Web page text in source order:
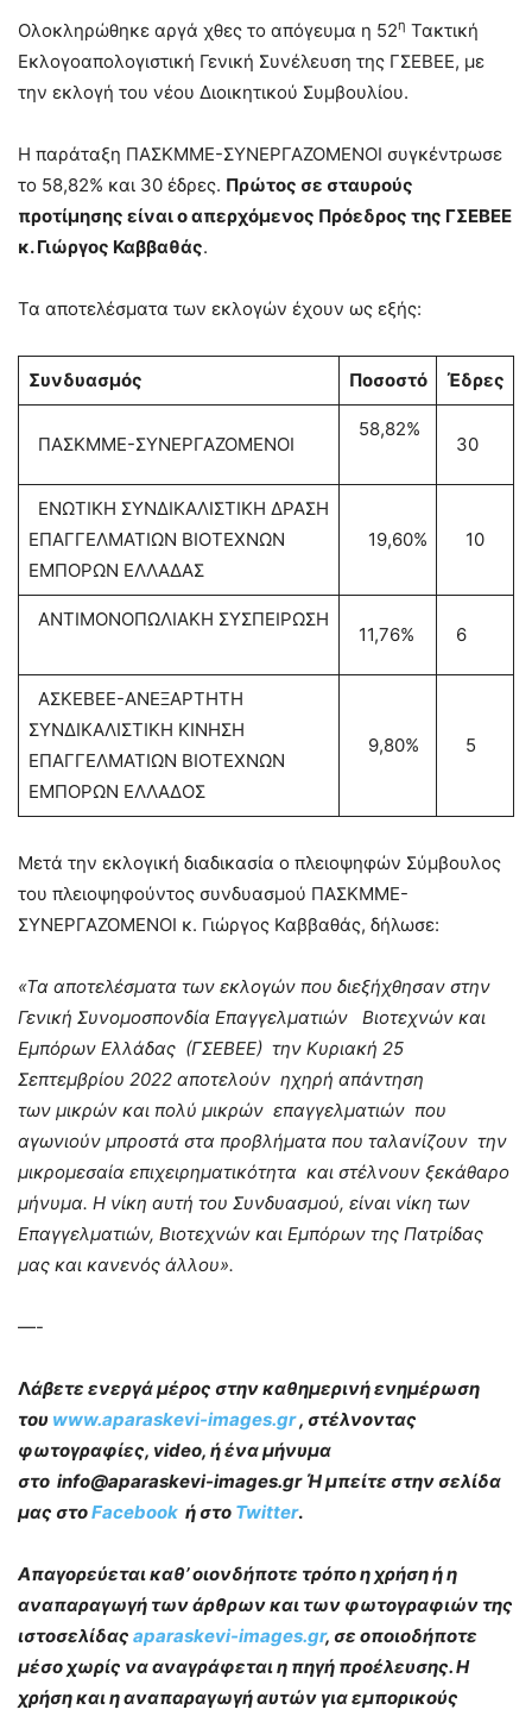
Ολοκληρώθηκε αργά χθες το απόγευμα η 52η Τακτική
Εκλογοαπολογιστική Γενική Συνέλευση της ΓΣΕΒΕΕ, με
την εκλογή του νέου Διοικητικού Συμβουλίου.
Η παράταξη ΠΑΣΚΜΜΕ-ΣΥΝΕΡΓΑΖΟΜΕΝΟΙ συγκέντρωσε
το 58,82% και 30 έδρες. Πρώτος σε σταυρούς
προτίμησης είναι ο απερχόμενος Πρόεδρος της ΓΣΕΒΕΕ
κ. Γιώργος Καββαθάς.
Τα αποτελέσματα των εκλογών έχουν ως εξής:
Συνδυασμός Ποσοστό Έδρες
ΠΑΣΚΜΜΕ-ΣΥΝΕΡΓΑΖΟΜΕΝΟΙ
58,82%
30
ΕΝΩΤΙΚΗ ΣΥΝΔΙΚΑΛΙΣΤΙΚΗ ΔΡΑΣΗ
ΕΠΑΓΓΕΛΜΑΤΙΩΝ ΒΙΟΤΕΧΝΩΝ
ΕΜΠΟΡΩΝ ΕΛΛΑΔΑΣ
19,60% 10
ΑΝΤΙΜΟΝΟΠΩΛΙΑΚΗ ΣΥΣΠΕΙΡΩΣΗ
11,76% 6
ΑΣΚΕΒΕΕ-ΑΝΕΞΑΡΤΗΤΗ
ΣΥΝΔΙΚΑΛΙΣΤΙΚΗ ΚΙΝΗΣΗ
ΕΠΑΓΓΕΛΜΑΤΙΩΝ ΒΙΟΤΕΧΝΩΝ
ΕΜΠΟΡΩΝ ΕΛΛΑΔΟΣ
9,80% 5
Μετά την εκλογική διαδικασία ο πλειοψηφών Σύμβουλος
του πλειοψηφούντος συνδυασμού ΠΑΣΚΜΜΕ-
ΣΥΝΕΡΓΑΖΟΜΕΝΟΙ κ. Γιώργος Καββαθάς, δήλωσε:
«Τα αποτελέσματα των εκλογών που διεξήχθησαν στην
Γενική Συνομοσπονδία Επαγγελματιών Βιοτεχνών και
Εμπόρων Ελλάδας (ΓΣΕΒΕΕ) την Κυριακή 25
Σεπτεμβρίου 2022 αποτελούν ηχηρή απάντηση
των μικρών και πολύ μικρών επαγγελματιών που
αγωνιούν μπροστά στα προβλήματα που ταλανίζουν την
μικρομεσαία επιχειρηματικότητα και στέλνουν ξεκάθαρο
μήνυμα. Η νίκη αυτή του Συνδυασμού, είναι νίκη των
Επαγγελματιών, Βιοτεχνών και Εμπόρων της Πατρίδας
μας και κανενός άλλου».
—-
Λάβετε ενεργά μέρος στην καθημερινή ενημέρωση
του www.aparaskevi-images.gr, στέλνοντας
φωτογραφίες, video, ή ένα μήνυμα
στο info@aparaskevi-images.gr Ή μπείτε στην σελίδα
μας στοFacebook ή στο Twitter.
Απαγορεύεται καθ’ οιονδήποτε τρόπο η χρήση ή η
αναπαραγωγή των άρθρων και των φωτογραφιών της
ιστοσελίδας aparaskevi-images.gr, σε οποιοδήποτε
μέσο χωρίς να αναγράφεται η πηγή προέλευσης. Η
χρήση και η αναπαραγωγή αυτών για εμπορικούς